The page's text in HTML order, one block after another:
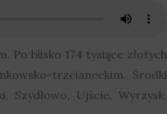
Po blisko 174 tysiące złotych
trzcianeckim. Środki
Ujście, Wyrzysk,